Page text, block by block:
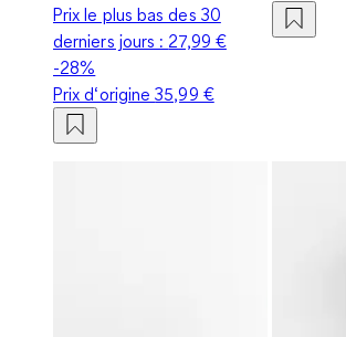
Prix le plus bas des 30
derniers jours : 27,99 €
-28%
Prix d‘origine35,99 €